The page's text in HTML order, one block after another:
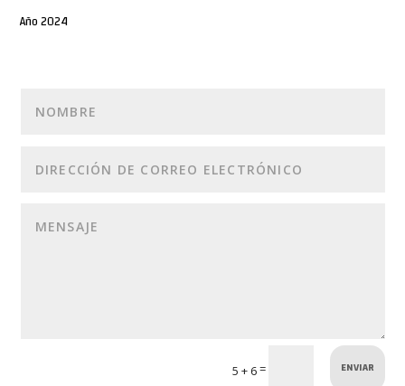
Año 2024
5 + 6= ENVIAR